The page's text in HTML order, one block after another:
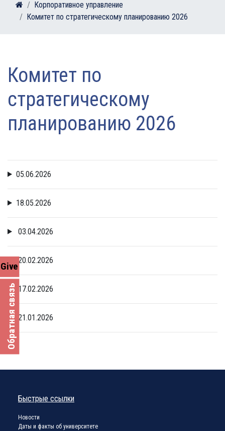
Обратная связь
Give
Корпоративное управление
Комитет по стратегическому планированию 2026
Комитет по
стратегическому
планированию 2026
05.06.2026
18.05.2026
03.04.2026
20.02.2026
17.02.2026
21.01.2026
Быстрые ссылки
Новости
Даты и факты об университете